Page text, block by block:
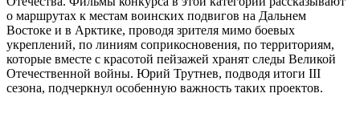
о маршрутах к местам воинских подвигов на Дальнем
Востоке и в Арктике, проводя зрителя мимо боевых
укреплений, по линиям соприкосновения, по территориям,
которые вместе с красотой пейзажей хранят следы Великой
Отечественной войны. Юрий Трутнев, подводя итоги III
сезона, подчеркнул особенную важность таких проектов.